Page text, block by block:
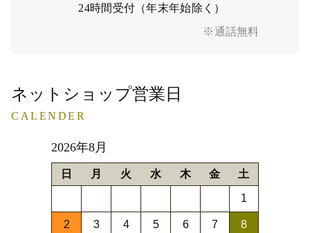
※通話無料
24時間受付（年末年始除く）
ネットショップ営業日
CALENDER
2026年8月
日 月 火 水 木 金 土
1
2 3 4 5 6 7 8